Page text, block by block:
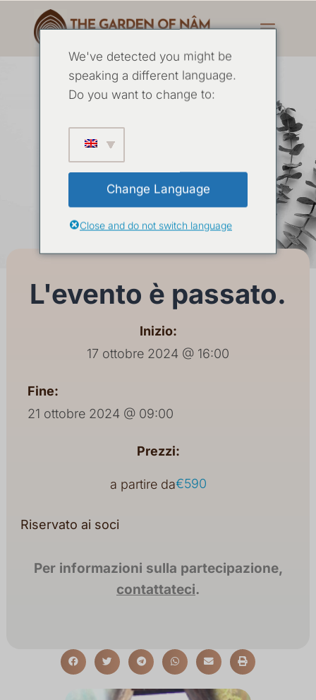
Indagine causale -
Ottobre 2024
17 OTTOBRE-21 OTTOBRE 2024
L'evento è passato.
Inizio:
17 ottobre 2024 @ 16:00
Fine:
21 ottobre 2024 @ 09:00
Prezzi:
a partire da€590
Riservato ai soci
Per informazioni sulla partecipazione,
contattateci.
We've detected you might be
speaking a different language.
Do you want to change to:
Change Language
Close and do not switch language